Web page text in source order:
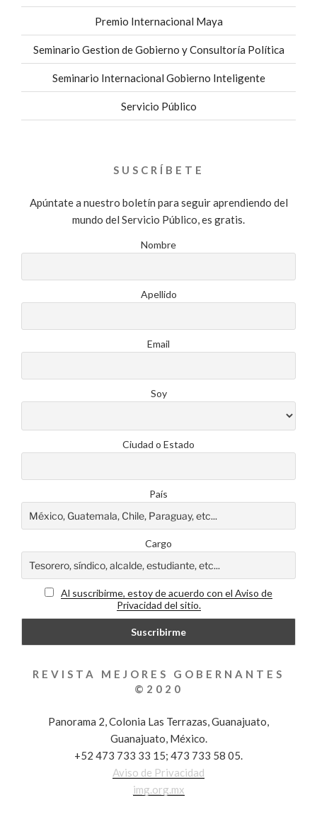
Premio Internacional Maya
Seminario Gestion de Gobierno y Consultoría Política
Seminario Internacional Gobierno Inteligente
Servicio Público
SUSCRÍBETE
Apúntate a nuestro boletín para seguir aprendiendo del
mundo del Servicio Público, es gratis.
Nombre
Apellido
Email
Soy
Ciudad o Estado
País
Cargo
Al suscribirme, estoy de acuerdo con el Aviso de
Privacidad del sitio.
REVISTA MEJORES GOBERNANTES
©2020
Panorama 2, Colonia Las Terrazas, Guanajuato,
Guanajuato, México.
+52 473 733 33 15; 473 733 58 05.
Aviso de Privacidad
img.org.mx